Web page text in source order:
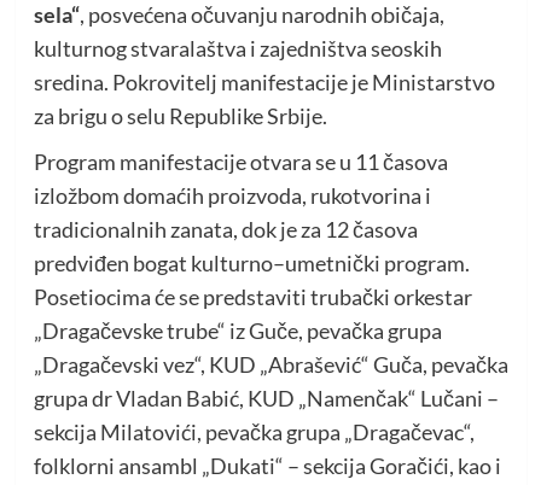
sela“, posvećena očuvanju narodnih običaja,
kulturnog stvaralaštva i zajedništva seoskih
sredina. Pokrovitelj manifestacije je Ministarstvo
za brigu o selu Republike Srbije.
Program manifestacije otvara se u 11 časova
izložbom domaćih proizvoda, rukotvorina i
tradicionalnih zanata, dok je za 12 časova
predviđen bogat kulturno–umetnički program.
Posetiocima će se predstaviti trubački orkestar
„Dragačevske trube“ iz Guče, pevačka grupa
„Dragačevski vez“, KUD „Abrašević“ Guča, pevačka
grupa dr Vladan Babić, KUD „Namenčak“ Lučani –
sekcija Milatovići, pevačka grupa „Dragačevac“,
folklorni ansambl „Dukati“ – sekcija Goračići, kao i